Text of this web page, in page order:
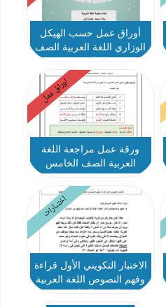
أوراق عمل حسب الهيكل
الوزاري اللغة العربية الصف
اوراق عمل
ورقة عمل مراجعة اللغة
العربية الصف الخامس
اختبارات
الاختبار التكويني الأول قراءة
وفهم النصوص اللغة العربية